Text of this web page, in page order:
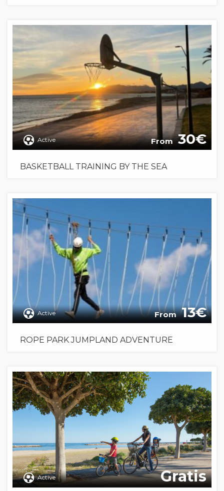
Active From 30
BASKETBALL TRAINING BY THE SEA
Active From 13
ROPE PARK JUMPLAND ADVENTURE
Active Gratis